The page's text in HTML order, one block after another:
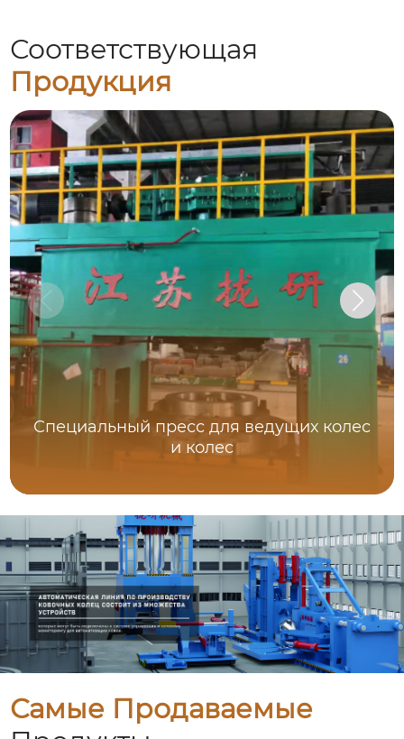
Соответствующая
Продукция
Специальный пресс для ведущих колес
и колес
Самые Продаваемые